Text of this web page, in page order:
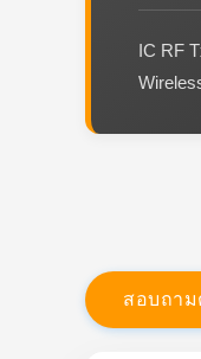
IC RF
สอบถาม